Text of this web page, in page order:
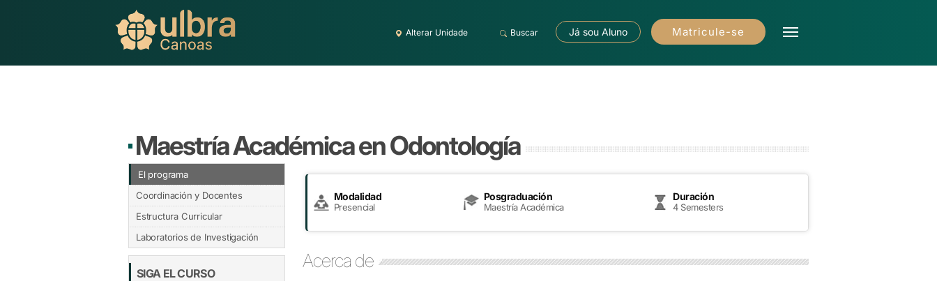
Alterar Unidade Buscar Já sou Aluno Matricule-se
Maestría Académica en Odontología
El programa
Coordinación y Docentes
Estructura Curricular
Laboratorios de Investigación
SIGA EL CURSO
Modalidad
Presencial
Posgraduación
Maestría Académica
Duración
4 Semesters
Acerca de